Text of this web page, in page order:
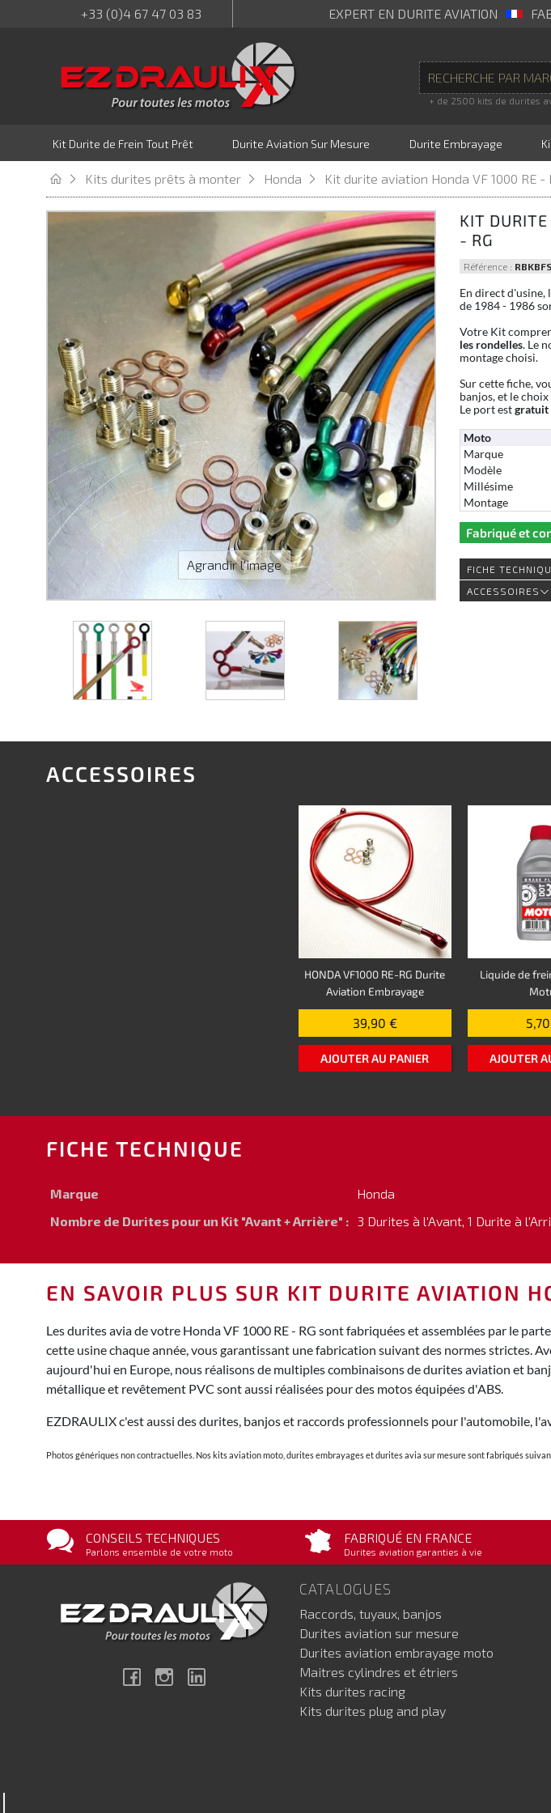
+33 (0)4 67 47 03 83 EXPERT EN DURITE AVIATION
+ de 2500 kits de durites
Kit Durite de Frein Tout Prêt Durite Aviation Sur Mesure Durite Embrayage
Kits durites prêts à monter Honda Kit durite aviation Honda VF 1000 RE -
Agrandir l'image
KIT
- RG
Référence :
En direct d'usine,
de 1984 - 1986
Votre Kit
les rondelles. Le
montage choisi.
Sur cette fiche,
banjos, et le
Le port estgratuit
Moto
Marque
Modèle
Millésime
Montage
Fabriqué et
FICHE
ACCESSOIRES
ACCESSOIRES
HONDA VF1000 RE-RG Durite
Aviation Embrayage
39,90 €
AJOUTER AU PANIER
Liquide de
AJOUTER
FICHE TECHNIQUE
Marque
Honda
Nombre de Durites pour un Kit "Avant + Arrière" : 3 Durites à l'Avant, 1 Durite à
EN SAVOIR PLUS SUR KIT DURITE AVIATION
Les durites avia de votre Honda VF 1000 RE - RG sont fabriquées et assemblées par le
cette usine chaque année, vous garantissant une fabrication suivant des normes strictes.
aujourd'hui en Europe, nous réalisons de multiples combinaisons de durites aviation et
métallique et revêtement PVC sont aussi réalisées pour des motos équipées d'ABS.
EZDRAULIX c'est aussi des durites, banjos et raccords professionnels pour l'automobile,
Photos génériques non contractuelles. Nos kits aviation moto, durites embrayages et durites avia sur mesure sont fabriqués
CONSEILS TECHNIQUES
Parlons ensemble de votre moto
FABRIQUÉ EN FRANCE
Durites aviation garanties à vie
FacebookInstagram
CATALOGUES
Raccords, tuyaux, banjos
Durites aviation sur mesure
Durites aviation embrayage moto
Maitres cylindres et étriers
Kits durites racing
Kits durites plug and play